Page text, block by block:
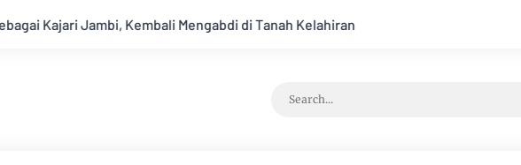
Tanah Kelahiran